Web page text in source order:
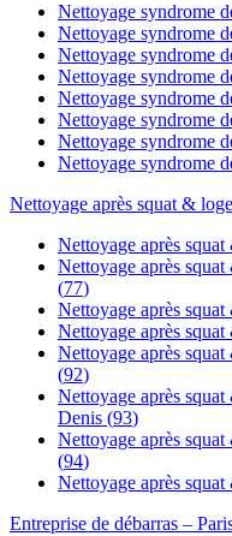
Nettoyage syndrome
Nettoyage syndrome
Nettoyage syndrome
Nettoyage syndrome
Nettoyage syndrome
Nettoyage syndrome
Nettoyage syndrome
Nettoyage syndrome
Nettoyage après squat &
Nettoyage après
Nettoyage après
(77)
Nettoyage après
Nettoyage après
Nettoyage après
(92)
Nettoyage après
Denis (93)
Nettoyage après
(94)
Nettoyage après
Entreprise de débarras –